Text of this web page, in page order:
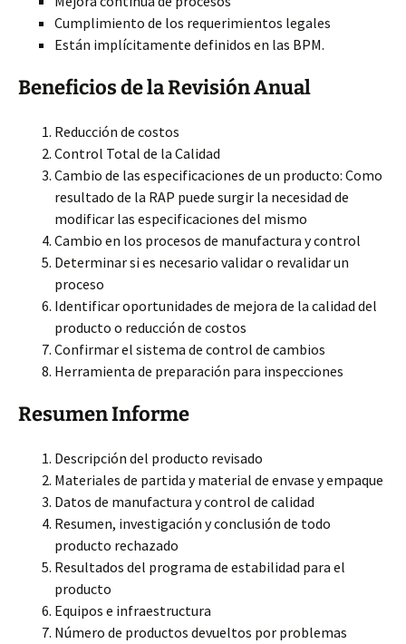
Cumplimiento de los requerimientos legales
Están implícitamente definidos en las BPM.
Beneficios de la Revisión Anual
Reducción de costos
Control Total de la Calidad
Cambio de las especificaciones de un producto: Como
resultado de la RAP puede surgir la necesidad de
modificar las especificaciones del mismo
Cambio en los procesos de manufactura y control
Determinar si es necesario validar o revalidar un
proceso
Identificar oportunidades de mejora de la calidad del
producto o reducción de costos
Confirmar el sistema de control de cambios
Herramienta de preparación para inspecciones
Resumen Informe
Descripción del producto revisado
Materiales de partida y material de envase y empaque
Datos de manufactura y control de calidad
Resumen, investigación y conclusión de todo
producto rechazado
Resultados del programa de estabilidad para el
producto
Equipos e infraestructura
Número de productos devueltos por problemas